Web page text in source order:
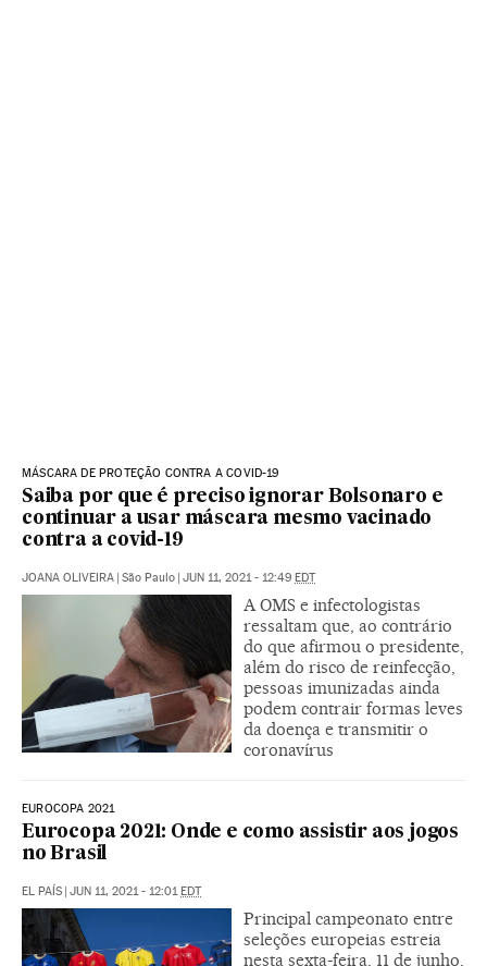
MÁSCARA DE PROTEÇÃO CONTRA A COVID-19
Saiba por que é preciso ignorar Bolsonaro e
continuar a usar máscara mesmo vacinado
contra a covid-19
JOANA OLIVEIRA | São Paulo | JUN 11, 2021 - 12:49 EDT
A OMS e infectologistas
ressaltam que, ao contrário
do que afirmou o presidente,
além do risco de reinfecção,
pessoas imunizadas ainda
podem contrair formas leves
da doença e transmitir o
coronavírus
EUROCOPA 2021
Eurocopa 2021: Onde e como assistir aos jogos
no Brasil
EL PAÍS | JUN 11, 2021 - 12:01EDT
Principal campeonato entre
seleções europeias estreia
nesta sexta-feira, 11 de junho,